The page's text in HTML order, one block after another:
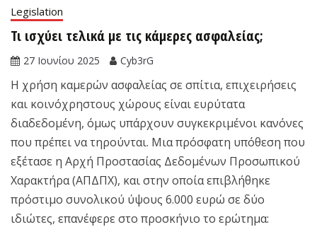
Legislation
Τι ισχύει τελικά με τις κάμερες ασφαλείας;
27 Ιουνίου 2025 Cyb3rG
Η χρήση καμερών ασφαλείας σε σπίτια, επιχειρήσεις
και κοινόχρηστους χώρους είναι ευρύτατα
διαδεδομένη, όμως υπάρχουν συγκεκριμένοι κανόνες
που πρέπει να τηρούνται. Μια πρόσφατη υπόθεση που
εξέτασε η Αρχή Προστασίας Δεδομένων Προσωπικού
Χαρακτήρα (ΑΠΔΠΧ), και στην οποία επιβλήθηκε
πρόστιμο συνολικού ύψους 6.000 ευρώ σε δύο
ιδιώτες, επανέφερε στο προσκήνιο το ερώτημα: